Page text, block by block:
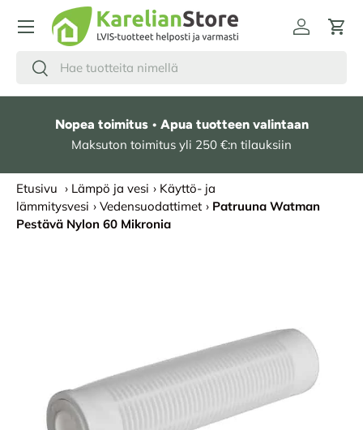
HYPPÄÄ SISÄLTÖÖN
Hae
Etsi
Kirjaudu
Nopea toimitus • Apua tuotteen valintaan
Maksuton toimitus yli 250 €:n tilauksiin
Etusivu › Lämpö ja vesi › Käyttö- ja
lämmitysvesi › Vedensuodattimet › Patruuna Watman
Pestävä Nylon 60 Mikronia